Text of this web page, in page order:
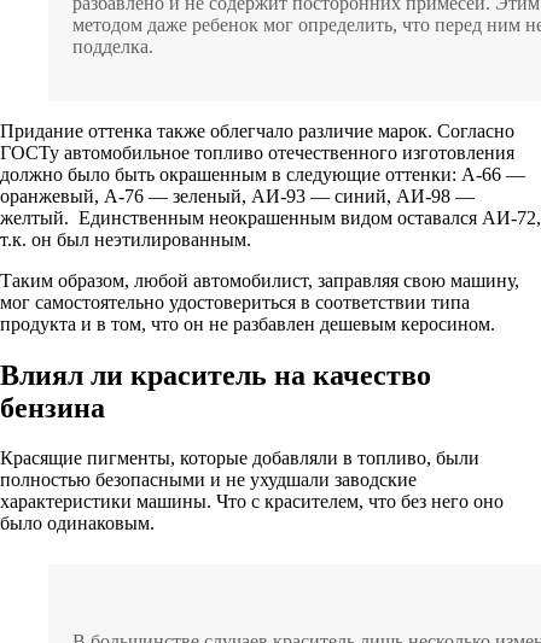
методом даже ребенок мог определить, что перед ним
подделка.
Придание оттенка также облегчало различие марок. Согласно
ГОСТу автомобильное топливо отечественного изготовления
должно было быть окрашенным в следующие оттенки: А-66 —
оранжевый, А-76 — зеленый, АИ-93 — синий, АИ-98 —
желтый. Единственным неокрашенным видом оставался АИ-72,
т.к. он был неэтилированным.
Таким образом, любой автомобилист, заправляя свою машину,
мог самостоятельно удостовериться в соответствии типа
продукта и в том, что он не разбавлен дешевым керосином.
Влиял ли краситель на качество
бензина
Красящие пигменты, которые добавляли в топливо, были
полностью безопасными и не ухудшали заводские
характеристики машины. Что с красителем, что без него оно
было одинаковым.